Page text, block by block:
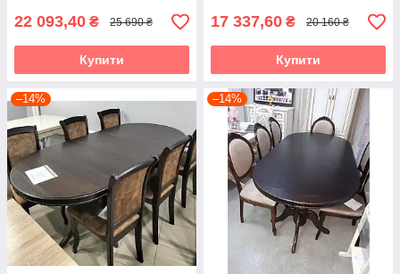
22 093,40 ₴ 25 690 ₴
Купити
17 337,60 ₴ 20 160 ₴
Купити
–14% –14%